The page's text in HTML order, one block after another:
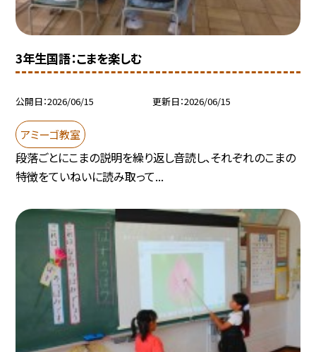
3年生国語：こまを楽しむ
公開日 2026/06/15 更新日 2026/06/15
アミーゴ教室
段落ごとにこまの説明を繰り返し音読し、それぞれのこまの
特徴をていねいに読み取って...